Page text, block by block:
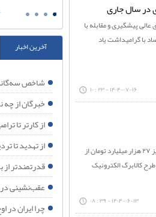
پیشگیری و مقابله با
با گرامیداشت یاد
۱۴۰۴-۰۷-۱۶ - ۲۳ : ۱۰
به گزارش پايگاه خبري تحليلي «نيک رو» به نقل از ایسنا، حسن نوروزی از واریز ۲۷ هزار میلیارد تومان از
کالابرگ الکترونیک
۱۴۰۴-۰۶-۱۳ - ۳۹ : ۰۸
سخنی با
ترامپ دوباره
هدف آمریکا
چرا اسرائیل به
آیا حمله آمریکا به
ایران تا
تحلیل نیویورک
جام جهانی ۲۰۲۶؛ آینه افول نظم آمریکایی
چرا ایران در
آخرین اخبار
شاخص
خبرگان از چه
از کارتر تا
از تهدید تا
قدرتمندتر
عقب‌نشینی
چرا ایران